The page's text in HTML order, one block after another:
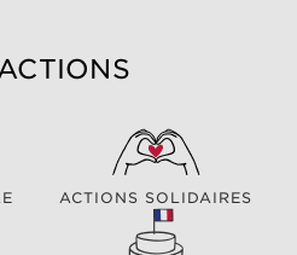
ACTIONS SOLIDAIRES